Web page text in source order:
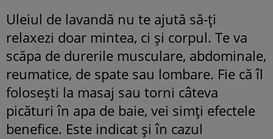
Uleiul de lavandă nu te ajută să-ți
relaxezi doar mintea, ci și corpul. Te va
scăpa de durerile musculare, abdominale,
reumatice, de spate sau lombare. Fie că îl
folosești la masaj sau torni câteva
picături în apa de baie, vei simți efectele
benefice. Este indicat și în cazul